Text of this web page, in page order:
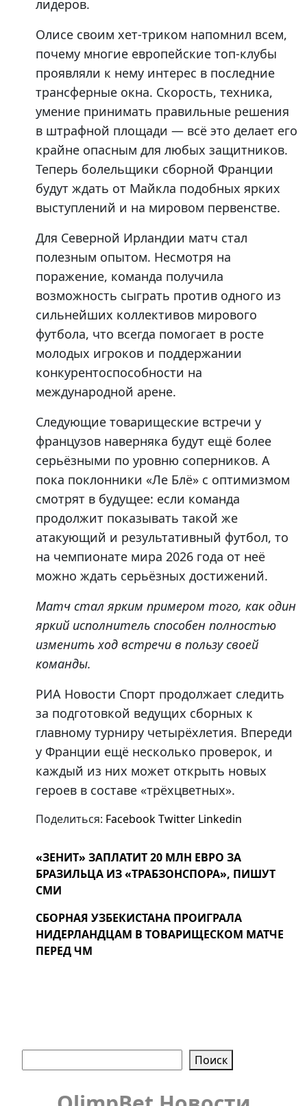
лидеров.
Олисе своим хет-триком напомнил всем,
почему многие европейские топ-клубы
проявляли к нему интерес в последние
трансферные окна. Скорость, техника,
умение принимать правильные решения
в штрафной площади — всё это делает его
крайне опасным для любых защитников.
Теперь болельщики сборной Франции
будут ждать от Майкла подобных ярких
выступлений и на мировом первенстве.
Для Северной Ирландии матч стал
полезным опытом. Несмотря на
поражение, команда получила
возможность сыграть против одного из
сильнейших коллективов мирового
футбола, что всегда помогает в росте
молодых игроков и поддержании
конкурентоспособности на
международной арене.
Следующие товарищеские встречи у
французов наверняка будут ещё более
серьёзными по уровню соперников. А
пока поклонники «Ле Блё» с оптимизмом
смотрят в будущее: если команда
продолжит показывать такой же
атакующий и результативный футбол, то
на чемпионате мира 2026 года от неё
можно ждать серьёзных достижений.
Матч стал ярким примером того, как один
яркий исполнитель способен полностью
изменить ход встречи в пользу своей
команды.
РИА Новости Спорт продолжает следить
за подготовкой ведущих сборных к
главному турниру четырёхлетия. Впереди
у Франции ещё несколько проверок, и
каждый из них может открыть новых
героев в составе «трёхцветных».
Поделиться: FacebookTwitter Linkedin
«ЗЕНИТ» ЗАПЛАТИТ 20 МЛН ЕВРО ЗА
БРАЗИЛЬЦА ИЗ «ТРАБЗОНСПОРА», ПИШУТ
СМИ
СБОРНАЯ УЗБЕКИСТАНА ПРОИГРАЛА
НИДЕРЛАНДЦАМ В ТОВАРИЩЕСКОМ МАТЧЕ
ПЕРЕД ЧМ
Поиск